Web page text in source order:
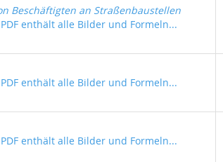
Beschäftigten an Straßenbaustellen
enthält alle Bilder und Formeln...
enthält alle Bilder und Formeln...
enthält alle Bilder und Formeln...